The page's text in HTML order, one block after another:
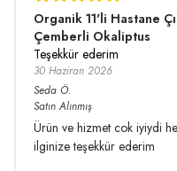
Organik 11'li Hastane
Çemberli Okaliptus
Teşekkür ederim
30 Haziran 2026
Seda Ö.
Satın Alınmış
Ürün ve hizmet cok iyiydi
ilginize teşekkür ederim